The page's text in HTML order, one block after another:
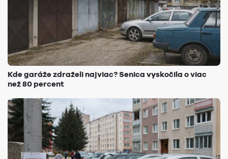
Kde garáže zdraželi najviac? Senica vyskočila o viac
než 80 percent